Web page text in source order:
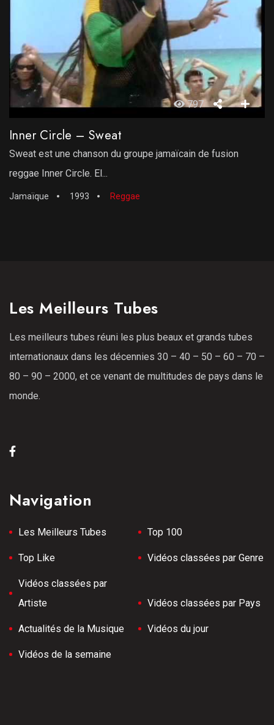
797
Inner Circle – Sweat
Sweat est une chanson du groupe jamaïcain de fusion
reggae Inner Circle. El...
Jamaïque 1993 Reggae
Les Meilleurs Tubes
Les meilleurs tubes réuni les plus beaux et grands tubes
internationaux dans les décennies 30 – 40 – 50 – 60 – 70 –
80 – 90 – 2000, et ce venant de multitudes de pays dans le
monde.
Navigation
Les Meilleurs Tubes Top 100
Top Like Vidéos classées par Genre
Vidéos classées par
Artiste
Vidéos classées par Pays
Actualités de la Musique Vidéos du jour
Vidéos de la semaine